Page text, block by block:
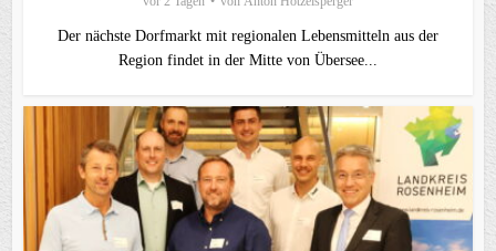
Der nächste Dorfmarkt mit regionalen Lebensmitteln aus der
Region findet in der Mitte von Übersee...